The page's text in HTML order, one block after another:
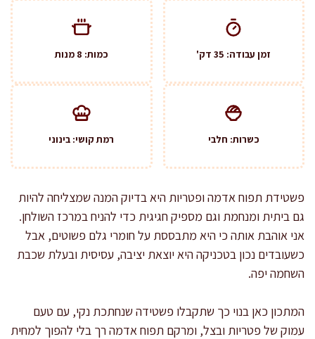
זמן עבודה: 35 דק' כמות: 8 מנות
כשרות: חלבי רמת קושי: בינוני
פשטידת תפוח אדמה ופטריות היא בדיוק המנה שמצליחה להיות
גם ביתית ומנחמת וגם מספיק חגיגית כדי להניח במרכז השולחן.
אני אוהבת אותה כי היא מתבססת על חומרי גלם פשוטים, אבל
כשעובדים נכון בטכניקה היא יוצאת יציבה, עסיסית ובעלת שכבת
השחמה יפה.
המתכון כאן בנוי כך שתקבלו פשטידה שנחתכת נקי, עם טעם
עמוק של פטריות ובצל, ומרקם תפוח אדמה רך בלי להפוך למחית